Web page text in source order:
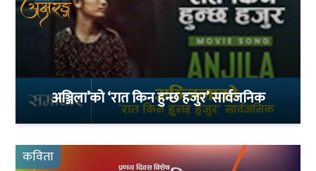
अञ्जिला’को ‘रात किन हुन्छ हजुर’ सार्वजनिक
कविता